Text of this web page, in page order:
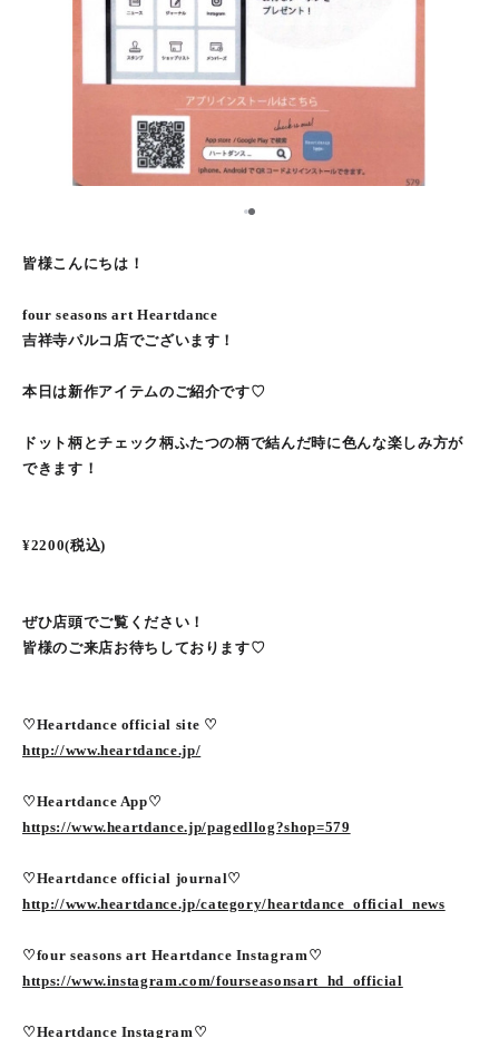
1
皆様こんにちは！
four seasons art Heartdance
吉祥寺パルコ店でございます！
本日は新作アイテムのご紹介です♡
ドット柄とチェック柄ふたつの柄で結んだ時に色んな楽しみ方が
できます！
¥2200(税込)
ぜひ店頭でご覧ください！
皆様のご来店お待ちしております♡
♡Heartdance official site ♡
http://www.heartdance.jp/
♡Heartdance App♡
https://www.heartdance.jp/pagedllog?shop=579
♡Heartdance official journal♡
http://www.heartdance.jp/category/heartdance_official_news
♡four seasons art Heartdance Instagram♡
https://www.instagram.com/fourseasonsart_hd_official
♡Heartdance Instagram♡